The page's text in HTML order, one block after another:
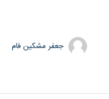
جعفر مشکین فام